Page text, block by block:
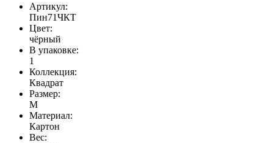
Артикул:
Пин71ЧКТ
Цвет:
чёрный
В упаковке:
1
Коллекция:
Квадрат
Размер:
M
Материал:
Картон
Вес: